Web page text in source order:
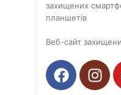
захищених
планшетів
Веб-сайт